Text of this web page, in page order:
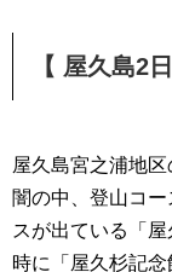
【 屋久島2
屋久島宮之浦地
闇の中、登山コ
スが出ている「
時に「屋久杉記